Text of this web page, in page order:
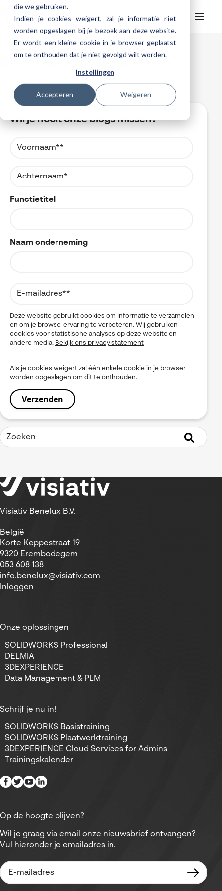
die we gebruiken.
Indien je cookies weigert, zal je informatie niet
worden opgeslagen bij je bezoek aan deze website.
Er wordt een kleine cookie in je browser geplaatst
om te onthouden dat je niet gevolgd wilt worden.
Instellingen
Accepteren Weigeren
HelpdeskWebinars
DELMIA
SOLIDWORKS CAM
Databeheer & PLM
SOLIDWORKS PDM
Virtueel testen
SOLIDWORKS Visualize
SOLIDWORKS Electrical
Visiativ Customer Service
myCADtools
myPDMtools
Trainingen
Trainingskalender
Onderhoudscontract SOLIDWORKS
Ontdek Visiativ
Ons bedrijf
Acties en promoties
Kennis
FAQs SOLIDWORKS
Subtitle
Blogs about " 3d-printen
Wil je nooit onze blogs missen?
Functietitel
Naam onderneming
Deze website gebruikt cookies om informatie te verzamelen
en om je browse-ervaring te verbeteren. Wij gebruiken
cookies voor statistische analyses op deze website en
andere media. Bekijk ons privacy statement
Als je cookies weigert zal één enkele cookie in je browser
worden opgeslagen om dit te onthouden.
Visiativ Benelux B.V.
België
Korte Keppestraat 19
9320 Erembodegem
053 608 138
info.benelux@visiativ.com
Inloggen
Onze oplossingen
SOLIDWORKS Professional
DELMIA
3DEXPERIENCE
Data Management & PLM
Schrijf je nu in!
SOLIDWORKS Basistraining
SOLIDWORKS Plaatwerktraining
3DEXPERIENCE Cloud Services for Admins
Trainingskalender
Op de hoogte blijven?
Wil je graag via email onze nieuwsbrief ontvangen?
Vul hieronder je emailadres in.